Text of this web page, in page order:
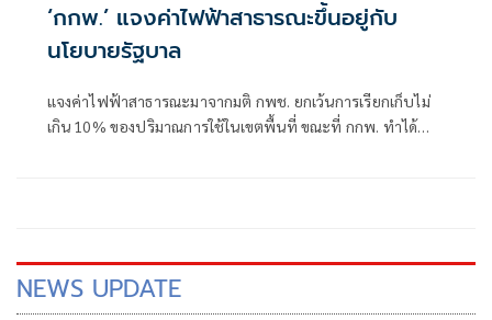
‘กกพ.’ แจงค่าไฟฟ้าสาธารณะขึ้นอยู่กับ
นโยบายรัฐบาล
แจงค่าไฟฟ้าสาธารณะมาจากมติ กพช. ยกเว้นการเรียกเก็บไม่
เกิน 10% ของปริมาณการใช้ในเขตพื้นที่ ขณะที่ กกพ. ทำได้
NEWS UPDATE